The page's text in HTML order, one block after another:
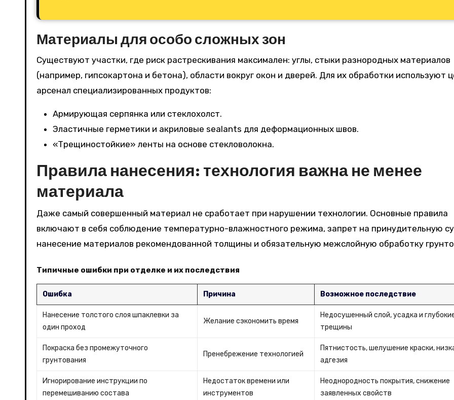
Материалы для особо сложных зон
Существуют участки, где риск растрескивания максимален: углы, стыки разнородных материалов
(например, гипсокартона и бетона), области вокруг окон и дверей. Для их обработки используют
арсенал специализированных продуктов:
Армирующая серпянка или стеклохолст.
Эластичные герметики и акриловые sealants для деформационных швов.
«Трещиностойкие» ленты на основе стекловолокна.
Правила нанесения: технология важна не менее
материала
Даже самый совершенный материал не сработает при нарушении технологии. Основные правила
включают в себя соблюдение температурно-влажностного режима, запрет на принудительную
нанесение материалов рекомендованной толщины и обязательную межслойную обработку
Типичные ошибки при отделке и их последствия
Ошибка Причина Возможное последствие
Нанесение толстого слоя шпаклевки за
один проход
Желание сэкономить время
Недосушенный слой, усадка и
трещины
Покраска без промежуточного
грунтования
Пренебрежение технологией
Пятнистость, шелушение краски,
адгезия
Игнорирование инструкции по
перемешиванию состава
Недостаток времени или
инструментов
Неоднородность покрытия, снижение
заявленных свойств